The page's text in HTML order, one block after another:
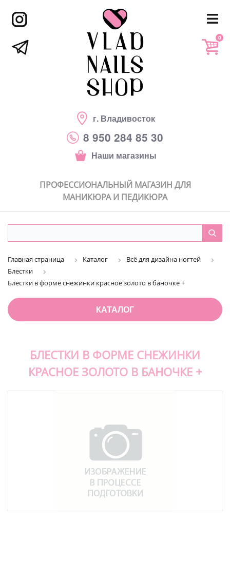
г. Владивосток
8 950 284 85 30
Наши магазины
0
ПРОФЕССИОНАЛЬНЫЙ МАГАЗИН ДЛЯ
МАНИКЮРА И ПЕДИКЮРА
Главная страница Каталог
Всё для дизайна ногтей
Блестки
Блестки в форме снежинки красное золото в баночке +
КАТАЛОГ
БЛЕСТКИ В ФОРМЕ СНЕЖИНКИ
КРАСНОЕ ЗОЛОТО В БАНОЧКЕ +